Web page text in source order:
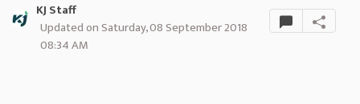
KJ Staff
Updated on Saturday, 08 September 2018
08:34 AM